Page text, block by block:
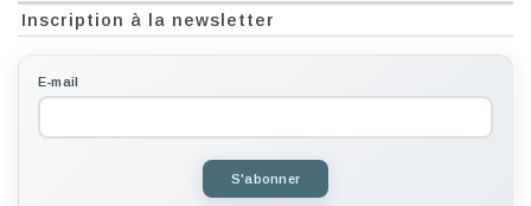
Inscription à la newsletter
E-mail
S'abonner